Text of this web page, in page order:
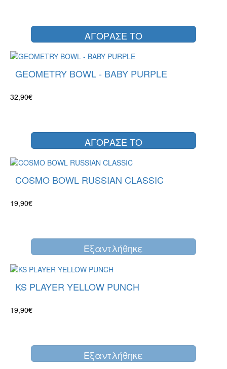
ΑΓΟΡΑΣΕ ΤΟ
GEOMETRY BOWL - BABY PURPLE
32,90€
ΑΓΟΡΑΣΕ ΤΟ
COSMO BOWL RUSSIAN CLASSIC
19,90€
Eξαντλήθηκε
KS PLAYER YELLOW PUNCH
19,90€
Eξαντλήθηκε